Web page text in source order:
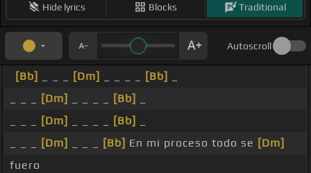
Hide lyrics Blocks Traditional
Autoscroll
[Bb] [Dm] [Bb]
[Dm] [Bb]
[Dm] [Bb]
[Dm] [Bb] En mi proceso todo se [Dm]
fuero